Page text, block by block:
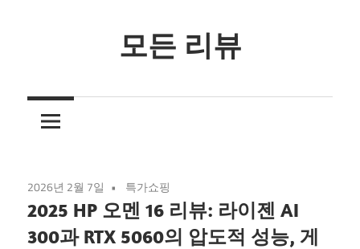
모든 리뷰
줄
뷰
2026년 2월 7일 특가쇼핑
2025 HP 오멘 16 리뷰: 라이젠 AI
300과 RTX 5060의 압도적 성능, 게